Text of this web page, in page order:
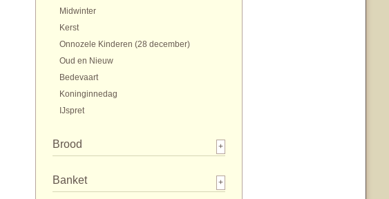
Midwinter
Kerst
Onnozele Kinderen (28 december)
Oud en Nieuw
Bedevaart
Koninginnedag
IJspret
Brood +
Banket +